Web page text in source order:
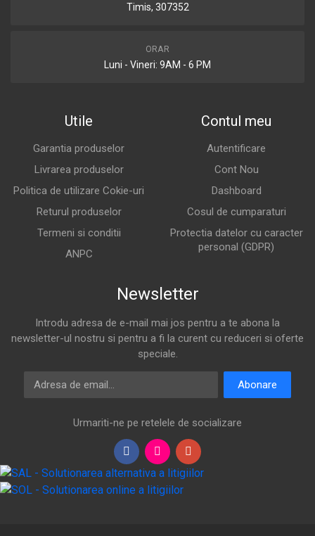
Timis, 307352
ORAR
Luni - Vineri: 9AM - 6 PM
Utile
Garantia produselor
Livrarea produselor
Politica de utilizare Cokie-uri
Returul produselor
Termeni si conditii
ANPC
Contul meu
Autentificare
Cont Nou
Dashboard
Cosul de cumparaturi
Protectia datelor cu caracter
personal (GDPR)
Newsletter
Introdu adresa de e-mail mai jos pentru a te abona la
newsletter-ul nostru si pentru a fi la curent cu reduceri si oferte
speciale.
Adresa de email
Abonare
Urmariti-ne pe retelele de socializare